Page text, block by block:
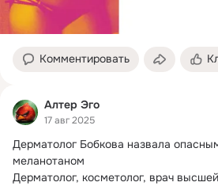
Комментировать
Алтер Эго
17 авг 2025
Дерматолог Бобкова назвала
меланотаном
Дерматолог, косметолог, врач